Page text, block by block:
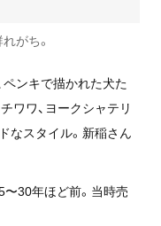
がち。
ンキで描かれた犬た
ワワ、ヨークシャテリ
なスタイル。新稲さん
30年ほど前。当時売